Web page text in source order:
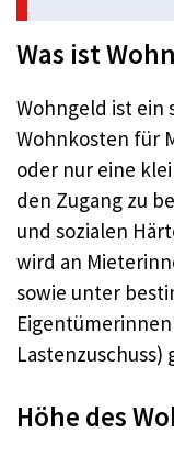
Was ist
Wohngeld ist ein
Wohnkosten für
oder nur eine
den Zugang zu
und sozialen
wird an
sowie unter
Lastenzuschuss)
Höhe des